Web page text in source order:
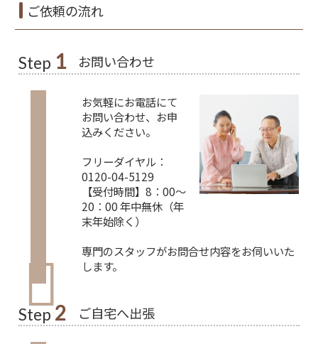
ご依頼の流れ
Step 1 お問い合わせ
お気軽にお電話にて
お問い合わせ、お申
込みください。
フリーダイヤル：
0120-04-5129
【受付時間】8：00～
20：00 年中無休（年
末年始除く）
専門のスタッフがお問合せ内容をお伺いいた
します。
Step 2 ご自宅へ出張